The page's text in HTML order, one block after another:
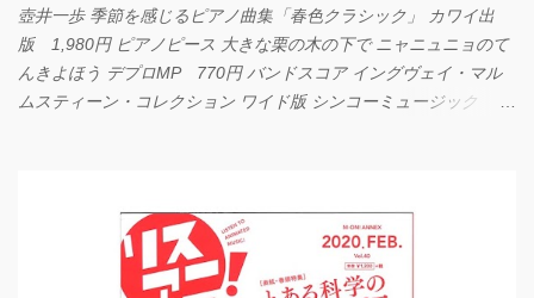
壺井一歩 季節を感じるピアノ曲集「春色クラシック」 カワイ出
版 1,980円 ピアノピース 大きな栗の木の下で ニャニュニョのて
んきよほう デプロMP 770円 バンドスコア イングヴェイ・マル
ムスティーン・コレクション ワイド版 シンコーミュージック